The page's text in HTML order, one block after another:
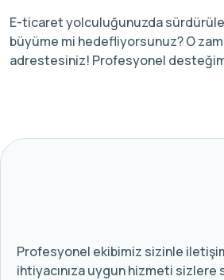
E-ticaret yolculuğunuzda
büyüme mi hedefliyorsunuz? O
adrestesiniz! Profesyonel
Profesyonel ekibimiz sizinle
ihtiyacınıza uygun hizmeti sizlere